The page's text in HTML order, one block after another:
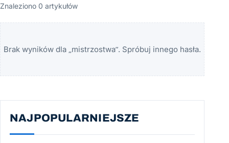
Znaleziono 0 artykułów
Brak wyników dla „mistrzostwa”. Spróbuj innego hasła.
NAJPOPULARNIEJSZE